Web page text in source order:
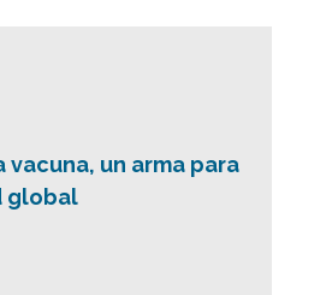
un arma para
global